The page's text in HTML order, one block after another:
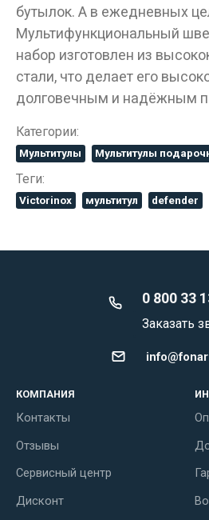
бутылок. А в ежедневных
Мультифункциональный
набор изготовлен из
стали, что делает его
долговечным и надёжным
Категории:
Мультитулы Мультитулы
Теги:
Victorinox мультитул defender
0 800 33
Заказать
КОМПАНИЯ
Контакты
Отзывы
Сервисный центр
Дисконт